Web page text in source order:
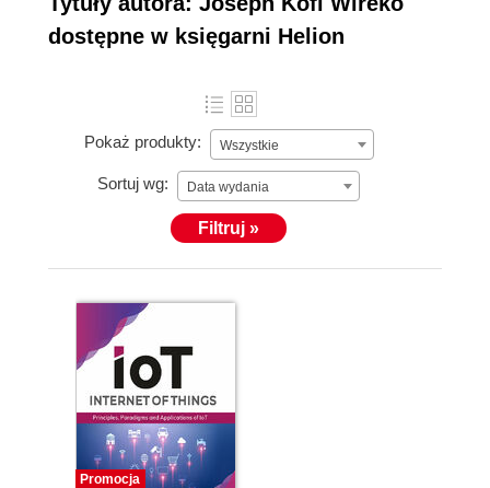
dostępne w księgarni Helion
Pokaż produkty: Wszystkie
Sortuj wg: Data wydania
Filtruj »
Promocja